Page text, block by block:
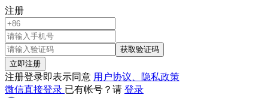
注册
获取验证码
立即注册
注册登录即表示同意 用户协议、隐私政策
微信直接登录 已有帐号？请 登录